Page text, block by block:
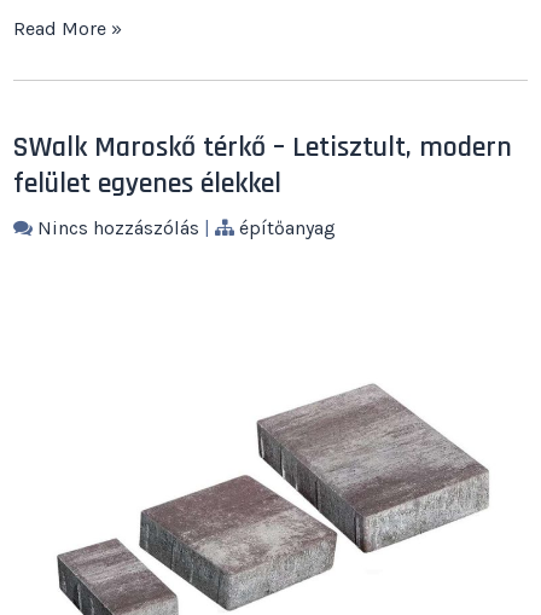
Read More »
SWalk Maroskő térkő – Letisztult, modern
felület egyenes élekkel
Nincs hozzászólás | építőanyag